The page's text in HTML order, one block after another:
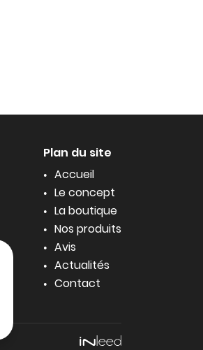
Plan du site
Accueil
Le concept
La boutique
Nos produits
Avis
Actualités
Contact